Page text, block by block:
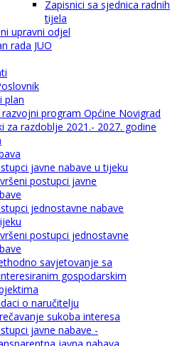
Zapisnici sa sjednica radnih
tijela
upravni odjel
rada JUO
plan
program Općine Novigrad
za razdoblje 2021.- 2027. godine
javne nabave u tijeku
postupci javne
jednostavne nabave
postupci jednostavne
savjetovanje sa
gospodarskim
o naručitelju
sukoba interesa
javne nabave -